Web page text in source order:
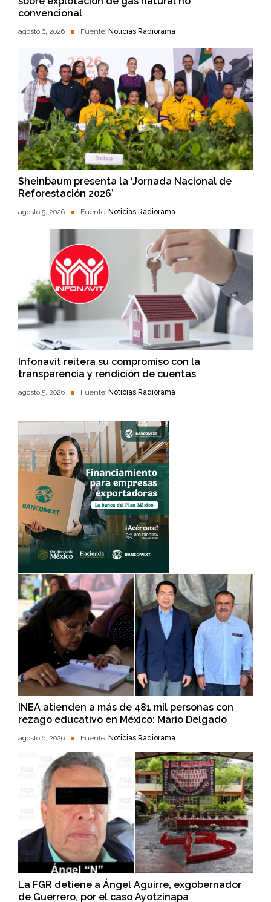
convencional
agosto 6, 2026 Fuente: Noticias Radiorama
Sheinbaum presenta la ‘Jornada Nacional de
Reforestación 2026’
agosto 5, 2026 Fuente: Noticias Radiorama
Infonavit reitera su compromiso con la
transparencia y rendición de cuentas
agosto 5, 2026 Fuente: Noticias Radiorama
INEA atienden a más de 481 mil personas con
rezago educativo en México: Mario Delgado
agosto 6, 2026 Fuente: Noticias Radiorama
La FGR detiene a Ángel Aguirre, exgobernador
de Guerrero, por el caso Ayotzinapa